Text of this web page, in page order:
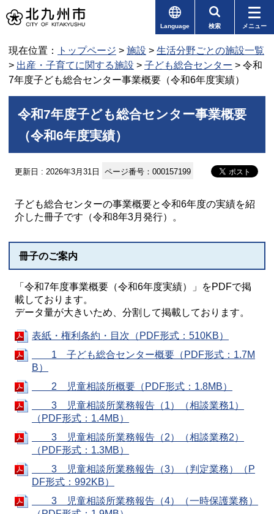
Language 検索 メニュー
現在位置： トップページ > 施設 > 生活分野ごとの施設一覧
> 出産・子育てに関する施設 > 子ども総合センター > 令和
7年度子ども総合センター事業概要（令和6年度実績）
令和7年度子ども総合センター事業概要
（令和6年度実績）
更新日 : 2026年3月31日 ページ番号：000157199
子ども総合センターの事業概要と令和6年度の実績を紹
介した冊子です（令和8年3月発行）。
冊子のご案内
「令和7年度事業概要（令和6年度実績）」をPDFで掲
載しております。
データ量が大きいため、分割して掲載しております。
表紙・権利条約・目次（PDF形式：510KB）
1 子ども総合センター概要（PDF形式：1.7M
B）
2 児童相談所概要（PDF形式：1.8MB）
3 児童相談所業務報告（1）（相談業務1）
（PDF形式：1.4MB）
3 児童相談所業務報告（2）（相談業務2）
（PDF形式：1.3MB）
3 児童相談所業務報告（3）（判定業務）（P
DF形式：992KB）
3 児童相談所業務報告（4）（一時保護業務）